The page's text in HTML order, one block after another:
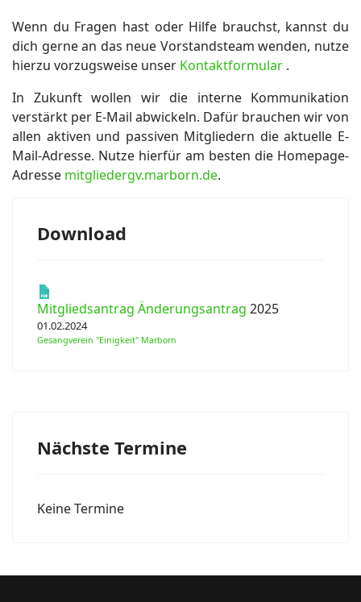
Wenn du Fragen hast oder Hilfe brauchst, kannst du
dich gerne an das neue Vorstandsteam wenden, nutze
hierzu vorzugsweise unser Kontaktformular .
In Zukunft wollen wir die interne Kommunikation
verstärkt per E-Mail abwickeln. Dafür brauchen wir von
allen aktiven und passiven Mitgliedern die aktuelle E-
Mail-Adresse. Nutze hierfür am besten die Homepage-
Adresse mitgliedergv.marborn.de.
Download
Mitgliedsantrag Änderungsantrag 2025
01.02.2024
Gesangverein "Einigkeit" Marborn
Nächste Termine
Keine Termine